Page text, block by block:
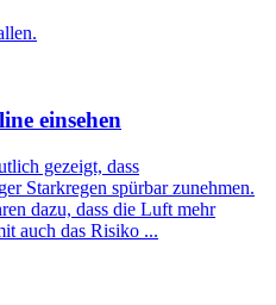
einsehen
gezeigt, dass
Starkregen spürbar zunehmen.
dazu, dass die Luft mehr
auch das Risiko ...